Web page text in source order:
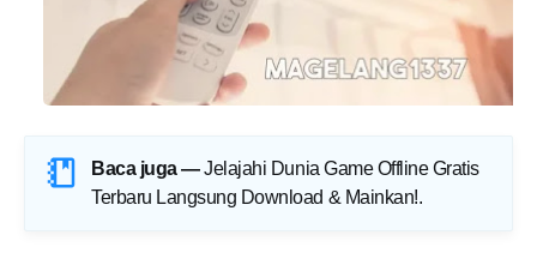
Baca juga — Jelajahi Dunia Game Offline Gratis
Terbaru Langsung Download & Mainkan!.